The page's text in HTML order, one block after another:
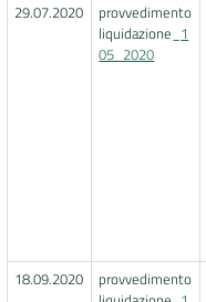
29.07.2020
provvedimento
liquidazione_ 1
05_2020
18.09.2020
provvedimento